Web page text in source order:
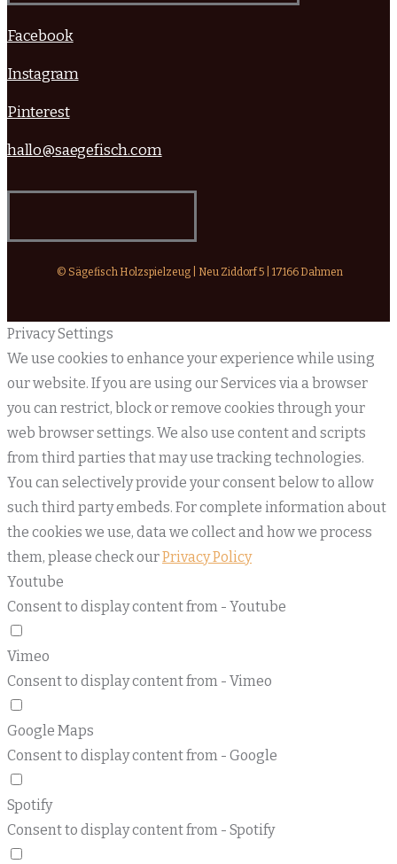
Facebook
Instagram
Pinterest
hallo@saegefisch.com
© Sägefisch Holzspielzeug | Neu Ziddorf 5 | 17166 Dahmen
Privacy Settings
We use cookies to enhance your experience while using
our website. If you are using our Services via a browser
you can restrict, block or remove cookies through your
web browser settings. We also use content and scripts
from third parties that may use tracking technologies.
You can selectively provide your consent below to allow
such third party embeds. For complete information about
the cookies we use, data we collect and how we process
them, please check ourPrivacy Policy
Youtube
Consent to display content from - Youtube
Vimeo
Consent to display content from - Vimeo
Google Maps
Consent to display content from - Google
Spotify
Consent to display content from - Spotify